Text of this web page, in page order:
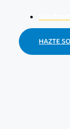
HAZTE